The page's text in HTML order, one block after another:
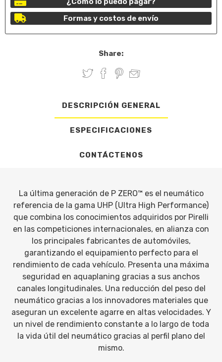
Formas y costos de envío
Share:
DESCRIPCIÓN GENERAL
ESPECIFICACIONES
CONTÁCTENOS
La última generación de P ZERO™ es el neumático
referencia de la gama UHP (Ultra High Performance)
que combina los conocimientos adquiridos por Pirelli
en las competiciones internacionales, en alianza con
los principales fabricantes de automóviles,
garantizando el equipamiento perfecto para el
rendimiento de cada vehículo. Presenta una máxima
seguridad en aquaplaning gracias a sus anchos
canales longitudinales. Una reducción del peso del
neumático gracias a los innovadores materiales que
aseguran un excelente agarre en altas velocidades. Y
un nivel de rendimiento constante a lo largo de toda
la vida útil del neumático gracias al perfil plano del
mismo.